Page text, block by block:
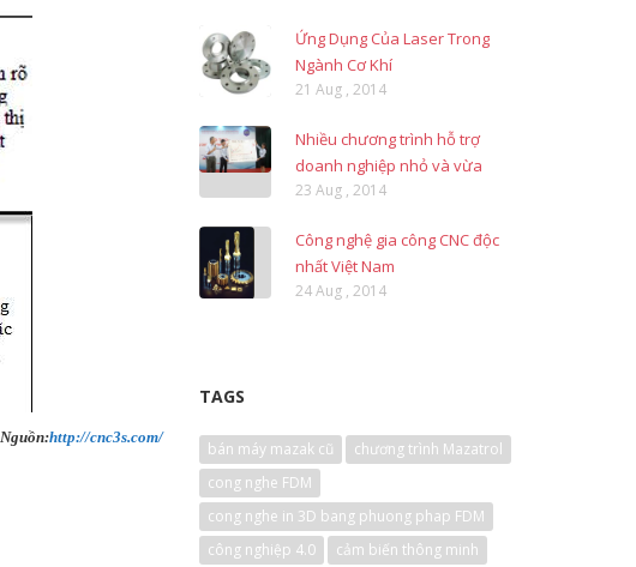
Nguồn:http://cnc3s.com/
Ứng Dụng Của Laser Trong
Ngành Cơ Khí
21 Aug , 2014
Nhiều chương trình hỗ trợ
doanh nghiệp nhỏ và vừa
23 Aug , 2014
Công nghệ gia công CNC độc
nhất Việt Nam
24 Aug , 2014
TAGS
bán máy mazak cũ
chương trình Mazatrol
cong nghe FDM
cong nghe in 3D bang phuong phap FDM
công nghiệp 4.0
cảm biến thông minh